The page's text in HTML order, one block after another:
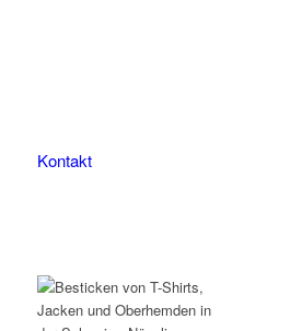
Kontakt